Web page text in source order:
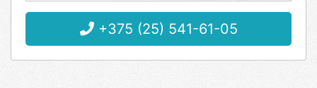
+375 (25) 541-61-05